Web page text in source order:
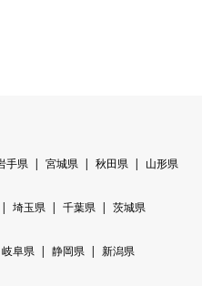
手県 宮城県 秋田県
山形県
埼玉県 千葉県
茨城県
岐阜県 静岡県
新潟県